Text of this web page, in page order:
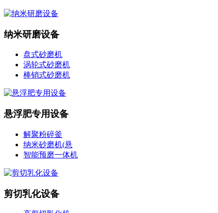
纳米研磨设备
盘式砂磨机
涡轮式砂磨机
棒销式砂磨机
悬浮肥专用设备
解聚粉碎釜
纳米砂磨机(悬
智能预磨一体机
剪切乳化设备